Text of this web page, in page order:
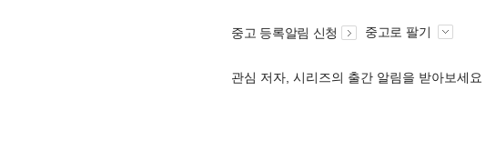
중고 등록알림 신청 중고로 팔기
관심 저자, 시리즈의 출간 알림을 받아보세요